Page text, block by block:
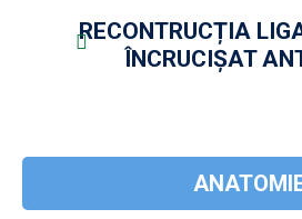
RECONTRUCȚIA
ÎNCRUCIȘAT